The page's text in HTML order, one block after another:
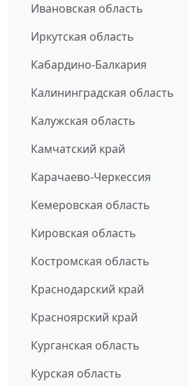
Ивановская область
Иркутская область
Кабардино-Балкария
Калининградская область
Калужская область
Камчатский край
Карачаево-Черкессия
Кемеровская область
Кировская область
Костромская область
Краснодарский край
Красноярский край
Курганская область
Курская область